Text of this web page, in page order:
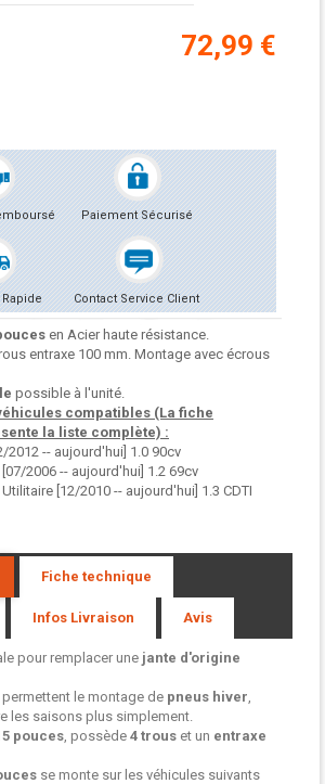
72,99 €
Paiement Sécurisé
Contact Service Client
en Acier haute résistance.
entraxe 100 mm. Montage avec écrous
possible à l'unité.
compatibles (La fiche
la liste complète) :
2012 -- aujourd'hui] 1.0 90cv
[07/2006 -- aujourd'hui] 1.2 69cv
Utilitaire [12/2010 -- aujourd'hui] 1.3 CDTI
Fiche technique
Infos Livraison Avis
pour remplacer une jante d'origine
permettent le montage de pneus hiver,
les saisons plus simplement.
pouces, possède 4 trous et un entraxe
se monte sur les véhicules suivants